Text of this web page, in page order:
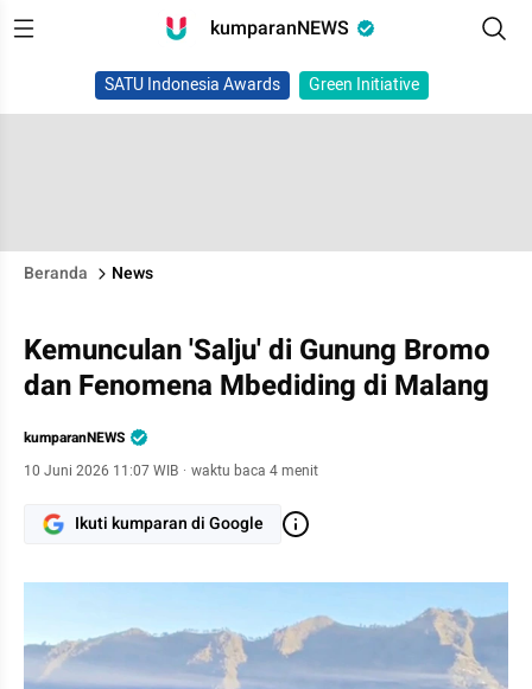
kumparanNEWS
SATU Indonesia Awards Green Initiative
Beranda News
Kemunculan 'Salju' di Gunung Bromo
dan Fenomena Mbediding di Malang
kumparanNEWS
10 Juni 2026 11:07 WIB · waktu baca 4 menit
Ikuti kumparan di Google